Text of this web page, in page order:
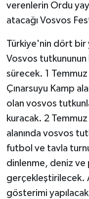
verenlerin Ordu
atacağı Vosvos
Türkiye'nin dört bir
Vosvos tutkununun
sürecek. 1
Çınarsuyu Kamp
olan vosvos
kuracak. 2
alanında vosvos
futbol ve tavla
dinlenme, deniz ve
gerçekleştirilecek.
gösterimi